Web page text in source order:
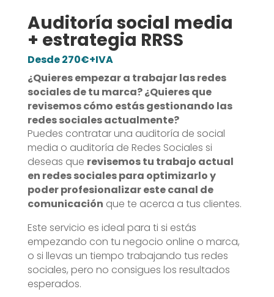
Auditoría social media
+ estrategia RRSS
Desde 270€+IVA
¿Quieres empezar a trabajar las redes
sociales de tu marca? ¿Quieres que
revisemos cómo estás gestionando las
redes sociales actualmente?
Puedes contratar una auditoría de social
media o auditoría de Redes Sociales si
deseas que revisemos tu trabajo actual
en redes sociales para optimizarlo y
poder profesionalizar este canal de
comunicación que te acerca a tus clientes.
Este servicio es ideal para ti si estás
empezando con tu negocio online o marca,
o si llevas un tiempo trabajando tus redes
sociales, pero no consigues los resultados
esperados.